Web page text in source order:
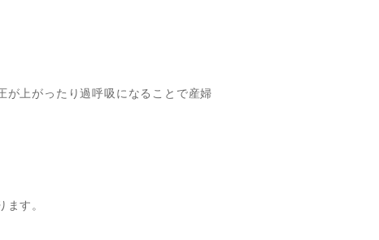
上がったり過呼吸になることで産婦
す。